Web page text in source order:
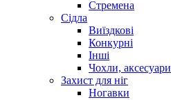
Стремена
Сідла
Виїздкові
Конкурні
Інші
Чохли, аксесуари
Захист для ніг
Ногавки